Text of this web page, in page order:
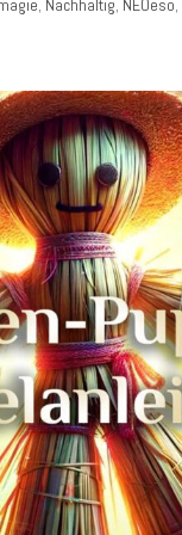
, Nachhaltig, NEOeso,